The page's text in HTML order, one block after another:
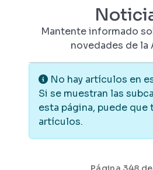
Mantente informado
novedades de la
Información
No hay artículos en
Si se muestran las
esta página, puede que
artículos.